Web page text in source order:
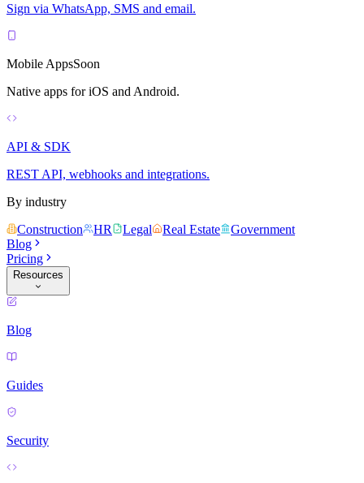
Sign via WhatsApp, SMS and email.
Mobile AppsSoon
Native apps for iOS and Android.
API & SDK
REST API, webhooks and integrations.
By industry
Construction
HR Legal Real Estate
Government
Blog
Pricing
Resources
Blog
Guides
Security